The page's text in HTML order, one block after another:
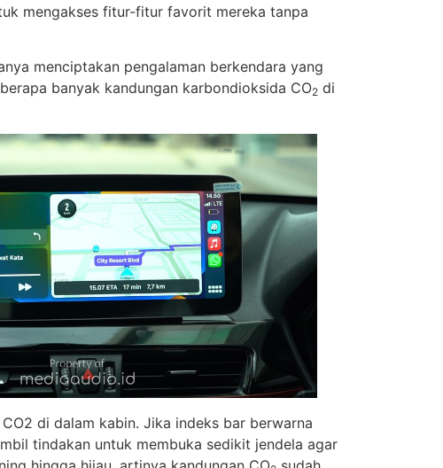
mengakses fitur-fitur favorit mereka tanpa
menciptakan pengalaman berkendara yang
banyak kandungan karbondioksida CO2 di
di dalam kabin. Jika indeks bar berwarna
tindakan untuk membuka sedikit jendela agar